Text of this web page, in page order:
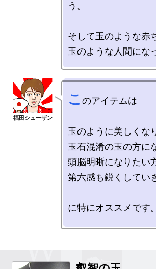
う。
そして玉のような赤
こ のアイテムは
玉のように美しくな
玉石混淆の玉の方に
頭脳明晰になりたい
第六感も鋭くしてい
に特にオススメです。